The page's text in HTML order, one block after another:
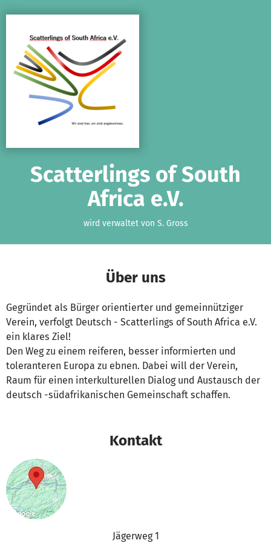
Scatterlings of South
Africa e.V.
wird verwaltet von S. Gross
Über uns
Gegründet als Bürger orientierter und gemeinnütziger
Verein, verfolgt Deutsch - Scatterlings of South Africa e.V.
ein klares Ziel!
Den Weg zu einem reiferen, besser informierten und
toleranteren Europa zu ebnen. Dabei will der Verein,
Raum für einen interkulturellen Dialog und Austausch der
deutsch -südafrikanischen Gemeinschaft schaffen.
Kontakt
Jägerweg 1